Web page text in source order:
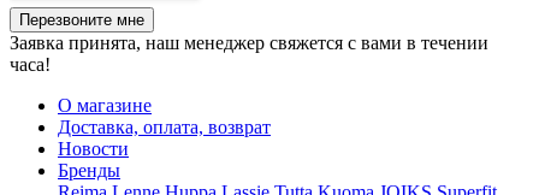
Перезвоните мне
Заявка принята, наш менеджер свяжется с вами в течении
часа!
О магазине
Доставка, оплата, возврат
Новости
Бренды